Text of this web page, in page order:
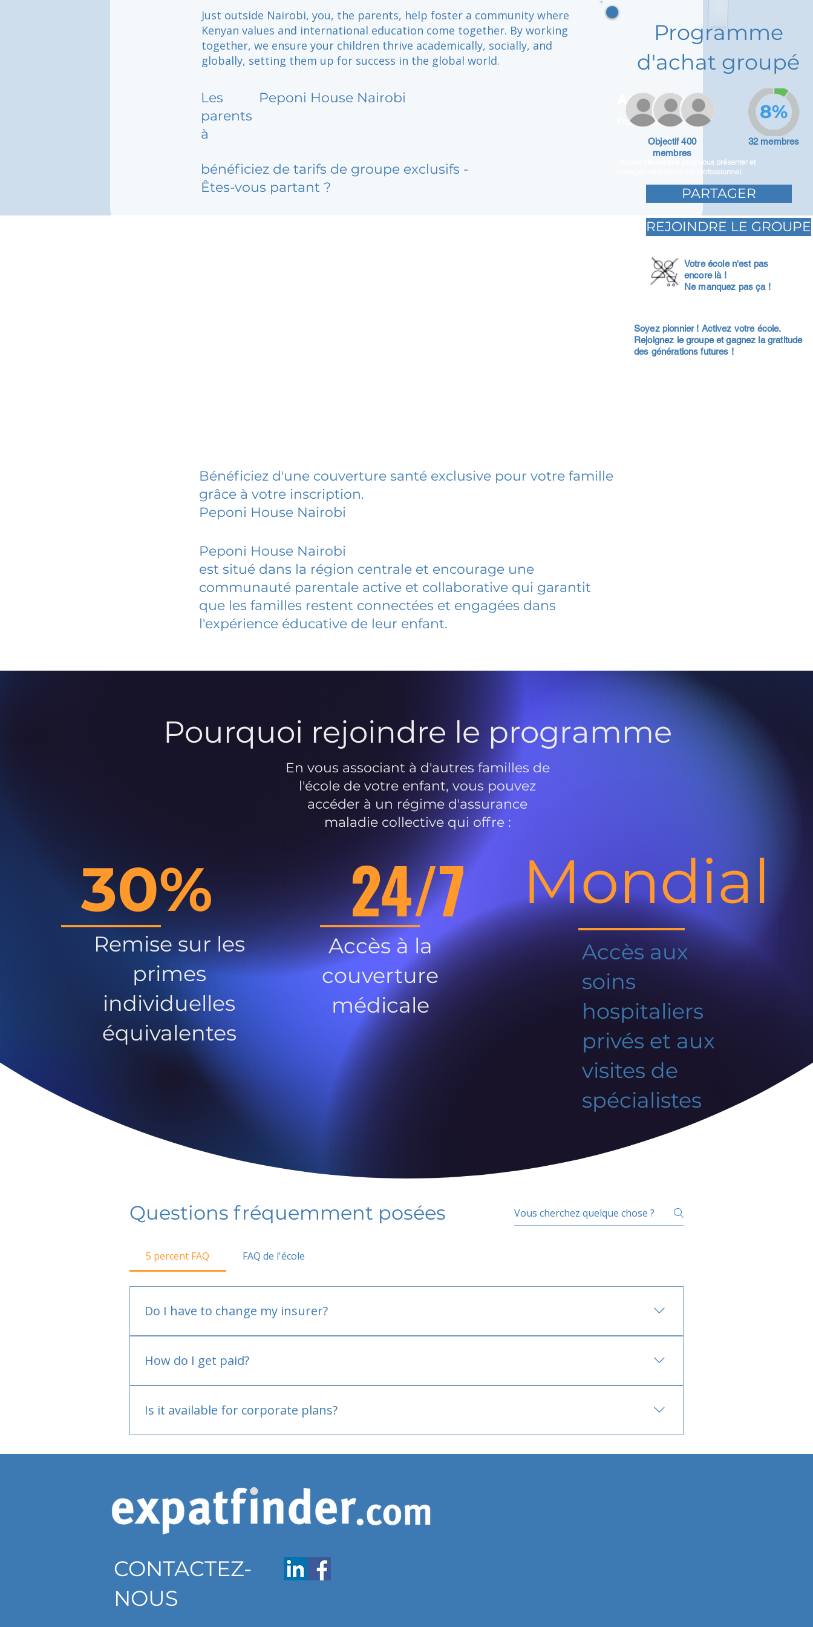
Just outside Nairobi, you, the parents, help foster a community where
Kenyan values and international education come together. By working
together, we ensure your children thrive academically, socially, and
globally, setting them up for success in the global world.
Les
parents
à
Peponi House Nairobi
bénéficiez de tarifs de groupe exclusifs -
Êtes-vous partant ?
Adam Caar
Promoteur
Utilisez cet espace pour vous présenter et
partager votre parcours professionnel.
Programme
d'achat groupé
Objectif 400
membres
32 membres
8%
PARTAGER
REJOINDRE LE GROUPE
Votre école n'est pas
encore là !
Ne manquez pas ça !
Soyez pionnier ! Activez votre école.
Rejoignez le groupe et gagnez la gratitude
des générations futures !
Bénéficiez d'une couverture santé exclusive pour votre famille
grâce à votre inscription.
Peponi House Nairobi
Peponi House Nairobi
est situé dans la région centrale et encourage une
communauté parentale active et collaborative qui garantit
que les familles restent connectées et engagées dans
l'expérience éducative de leur enfant.
Pourquoi rejoindre le programme
En vous associant à d'autres familles de
l'école de votre enfant, vous pouvez
accéder à un régime d'assurance
maladie collective qui offre :
30%
Remise sur les
primes
individuelles
équivalentes
24/7
Accès à la
couverture
médicale
Mondial
Accès aux
soins
hospitaliers
privés et aux
visites de
spécialistes
Questions fréquemment posées
5 percent FAQ FAQ de l'école
Do I have to change my insurer?
How do I get paid?
Is it available for corporate plans?
CONTACTEZ-
NOUS